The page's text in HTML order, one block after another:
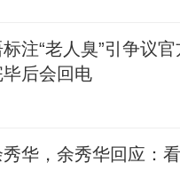
注“老人臭”引争议
后会回电
华，余秀华回应：